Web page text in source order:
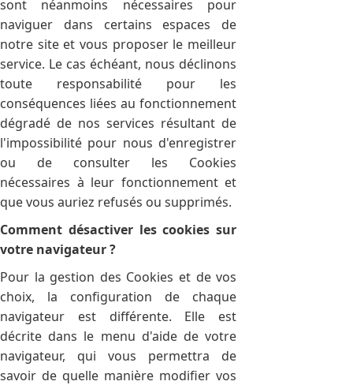
sont néanmoins nécessaires pour
naviguer dans certains espaces de
notre site et vous proposer le meilleur
service. Le cas échéant, nous déclinons
toute responsabilité pour les
conséquences liées au fonctionnement
dégradé de nos services résultant de
l'impossibilité pour nous d'enregistrer
ou de consulter les Cookies
nécessaires à leur fonctionnement et
que vous auriez refusés ou supprimés.
Comment désactiver les cookies sur
votre navigateur ?
Pour la gestion des Cookies et de vos
choix, la configuration de chaque
navigateur est différente. Elle est
décrite dans le menu d'aide de votre
navigateur, qui vous permettra de
savoir de quelle manière modifier vos